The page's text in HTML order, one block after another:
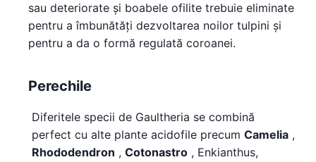
sau deteriorate și boabele ofilite trebuie eliminate
pentru a îmbunătăți dezvoltarea noilor tulpini și
pentru a da o formă regulată coroanei.
Perechile
Diferitele specii de Gaultheria se combină
perfect cu alte plante acidofile precum Camelia ,
Rhododendron , Cotonastro , Enkianthus,